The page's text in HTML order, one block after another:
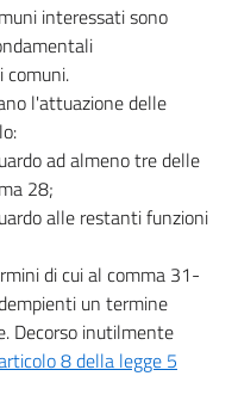
interessati sono
comuni.
l'attuazione delle
ad almeno tre delle
28;
alle restanti funzioni
di cui al comma 31-
un termine
Decorso inutilmente
8 della legge 5